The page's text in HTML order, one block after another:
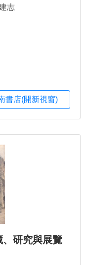
志
書店(開新視窗)
研究與展覽